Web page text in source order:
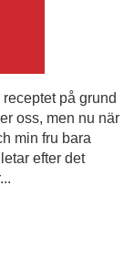
på grund
oss, men nu när
min fru bara
efter det